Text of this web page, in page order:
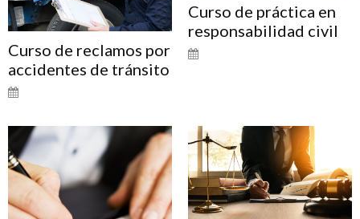
Curso de reclamos por
accidentes de tránsito
Curso de práctica en
responsabilidad civil